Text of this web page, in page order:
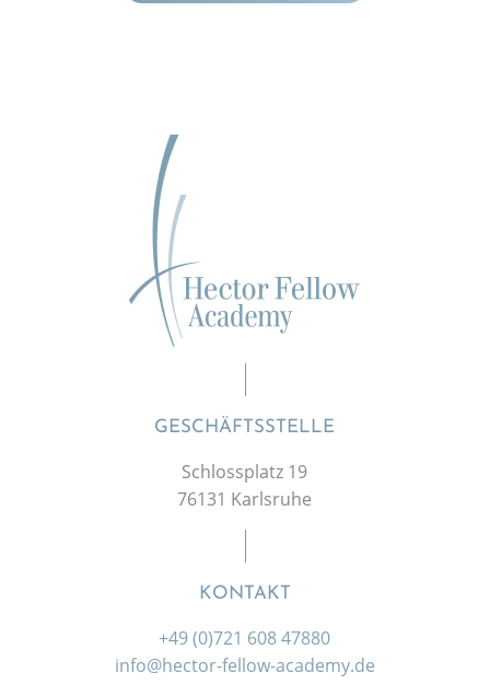
GESCHÄFTSSTELLE
Schlossplatz 19
76131 Karlsruhe
KONTAKT
+49 (0)721 608 47880
info@hector-fellow-academy.de